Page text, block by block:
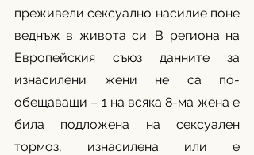
преживели сексуално насилие поне
веднъж в живота си. В региона на
Европейския съюз данните за
изнасилени жени не са по-
обещаващи – 1 на всяка 8-ма жена е
била подложена на сексуален
тормоз, изнасилена или е